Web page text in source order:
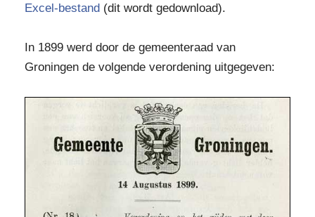
Excel-bestand (dit wordt gedownload).
In 1899 werd door de gemeenteraad van
Groningen de volgende verordening uitgegeven: